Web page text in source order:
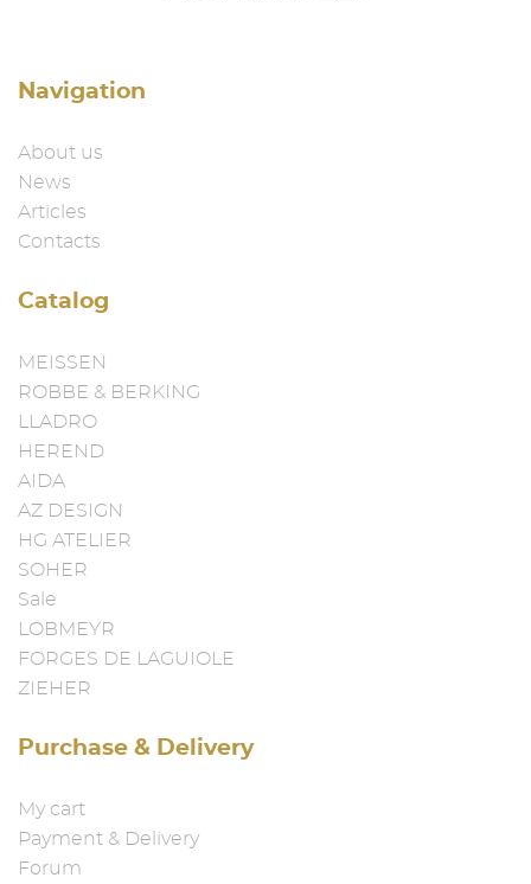
Navigation
About us
News
Articles
Contacts
Catalog
MEISSEN
ROBBE & BERKING
LLADRO
HEREND
AIDA
AZ DESIGN
HG ATELIER
SOHER
Sale
LOBMEYR
FORGES DE LAGUIOLE
ZIEHER
Purchase & Delivery
My cart
Payment & Delivery
Forum